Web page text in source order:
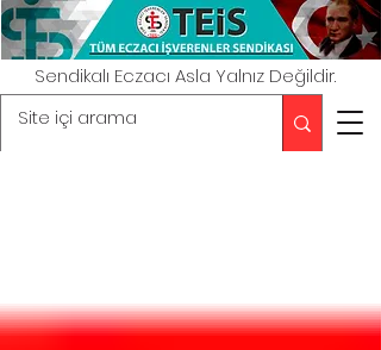
Sendikalı Eczacı Asla Yalnız Değildir.